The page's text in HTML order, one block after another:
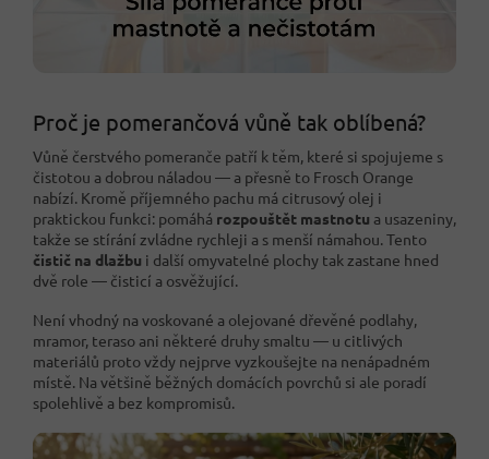
Proč je pomerančová vůně tak oblíbená?
Vůně čerstvého pomeranče patří k těm, které si spojujeme s
čistotou a dobrou náladou — a přesně to Frosch Orange
nabízí. Kromě příjemného pachu má citrusový olej i
praktickou funkci: pomáhá rozpouštět mastnotu a usazeniny,
takže se stírání zvládne rychleji a s menší námahou. Tento
čistič na dlažbu i další omyvatelné plochy tak zastane hned
dvě role — čisticí a osvěžující.
Není vhodný na voskované a olejované dřevěné podlahy,
mramor, teraso ani některé druhy smaltu — u citlivých
materiálů proto vždy nejprve vyzkoušejte na nenápadném
místě. Na většině běžných domácích povrchů si ale poradí
spolehlivě a bez kompromisů.